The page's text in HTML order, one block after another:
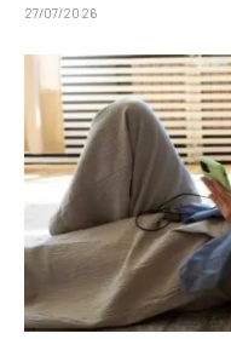
27/07/2026